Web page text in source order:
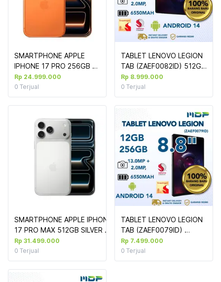
SMARTPHONE APPLE
IPHONE 17 PRO 256GB
COSMIC ORANGE (G103)
#MG8H4SA/A
Rp 24.999.000
0 Terjual
TABLET LENOVO LEGION
TAB (ZAEF0082ID) 512GB
: QUALCOMM
SNAPDRAGON 8 GEN
3,16GB,512GB,8.8" 2.5K
LTPS 500NITS
Rp 8.999.000
0 Terjual
SMARTPHONE APPLE IPHONE
17 PRO MAX 512GB SILVER
Rp 31.499.000
0 Terjual
TABLET LENOVO LEGION
TAB (ZAEF0079ID)
256GB : QUALCOMM
SNAPDRAGON 8 GEN
3,12GB,12/256GB,8.8"
Rp 7.499.000
0 Terjual